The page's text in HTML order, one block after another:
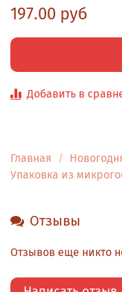
197.00 руб
Добавить в
Главная
Упаковка из
Отзывы
Отзывов еще никто